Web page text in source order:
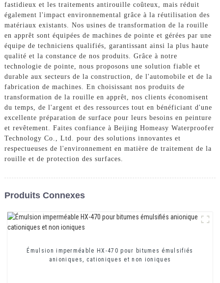
fastidieux et les traitements antirouille coûteux, mais réduit
également l'impact environnemental grâce à la réutilisation des
matériaux existants. Nos usines de transformation de la rouille
en apprêt sont équipées de machines de pointe et gérées par une
équipe de techniciens qualifiés, garantissant ainsi la plus haute
qualité et la constance de nos produits. Grâce à notre
technologie de pointe, nous proposons une solution fiable et
durable aux secteurs de la construction, de l'automobile et de la
fabrication de machines. En choisissant nos produits de
transformation de la rouille en apprêt, nos clients économisent
du temps, de l'argent et des ressources tout en bénéficiant d'une
excellente préparation de surface pour leurs besoins en peinture
et revêtement. Faites confiance à Beijing Homeasy Waterproofer
Technology Co., Ltd. pour des solutions innovantes et
respectueuses de l'environnement en matière de traitement de la
rouille et de protection des surfaces.
Produits Connexes
Émulsion imperméable HX-470 pour bitumes émulsifiés
anioniques, cationiques et non ioniques